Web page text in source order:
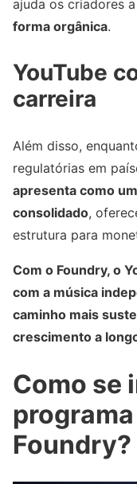
ajuda os criadores a
forma orgânica.
YouTube
carreira
Além disso,
regulatórias em
apresenta como
consolidado,
estrutura para
Com o Foundry, o
com a música
caminho mais
crescimento a
Como se
Foundry?